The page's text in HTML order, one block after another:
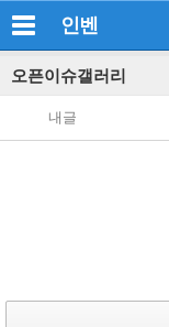
인벤
오픈이슈갤러리
내글